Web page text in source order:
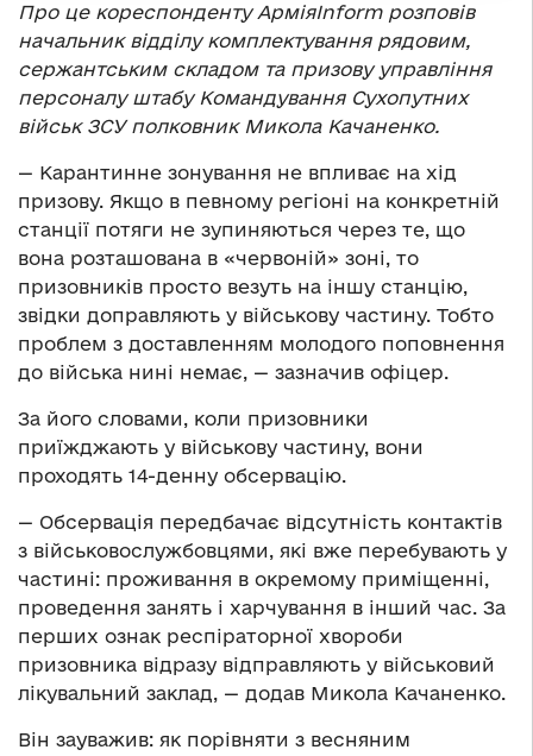
Про це кореспонденту АрміяInform розповів
начальник відділу комплектування рядовим,
сержантським складом та призову управління
персоналу штабу Командування Сухопутних
військ ЗСУ полковник Микола Качаненко.
— Карантинне зонування не впливає на хід
призову. Якщо в певному регіоні на конкретній
станції потяги не зупиняються через те, що
вона розташована в «червоній» зоні, то
призовників просто везуть на іншу станцію,
звідки доправляють у військову частину. Тобто
проблем з доставленням молодого поповнення
до війська нині немає, — зазначив офіцер.
За його словами, коли призовники
приїжджають у військову частину, вони
проходять 14-денну обсервацію.
— Обсервація передбачає відсутність контактів
з військовослужбовцями, які вже перебувають у
частині: проживання в окремому приміщенні,
проведення занять і харчування в інший час. За
перших ознак респіраторної хвороби
призовника відразу відправляють у військовий
лікувальний заклад, — додав Микола Качаненко.
Він зауважив: як порівняти з весняним